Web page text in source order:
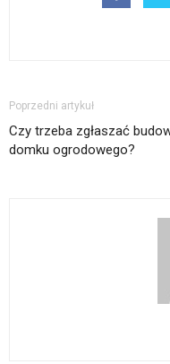
Poprzedni artykuł
Czy trzeba zgłaszać
domku ogrodowego?